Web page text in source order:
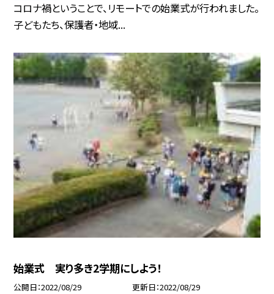
コロナ禍ということで、リモートでの始業式が行われました。
子どもたち、保護者・地域...
始業式 実り多き2学期にしよう！
公開日 2022/08/29 更新日 2022/08/29